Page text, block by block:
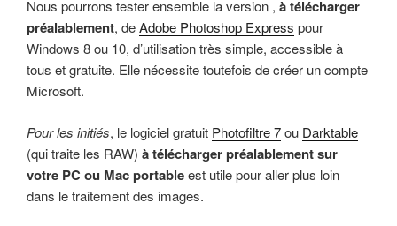
Nous pourrons tester ensemble la version , à télécharger
préalablement, deAdobe Photoshop Express pour
Windows 8 ou 10, d’utilisation très simple, accessible à
tous et gratuite. Elle nécessite toutefois de créer un compte
Microsoft.
Pour les initiés, le logiciel gratuit Photofiltre 7ou Darktable
(qui traite les RAW) à télécharger préalablement sur
votre PC ou Mac portableest utile pour aller plus loin
dans le traitement des images.